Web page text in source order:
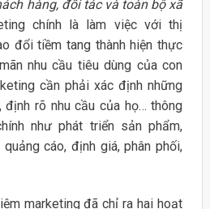
hàng, đối tác và toàn bộ xã
chính là làm việc với thị
đổi tiềm tang thành hiện thực
nhu cầu tiêu dùng của con
cần phải xác định những
định rõ nhu cầu của họ… thông
như phát triển sản phẩm,
cáo, định giá, phân phối,
marketing đã chỉ ra hai hoạt